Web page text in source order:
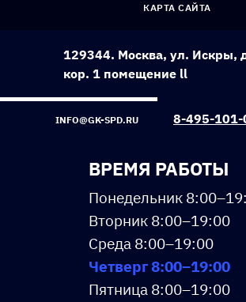
КАРТА САЙТА
ВРЕМЯ РАБОТЫ
Понедельник
Вторник 8:00–19:00
Среда 8:00–19:00
Четверг 8:00–19:00
Пятница 8:00–19:00
129344. Москва, ул. Искры,
кор. 1 помещение ll
8-495-101-
INFO@GK-SPD.RU